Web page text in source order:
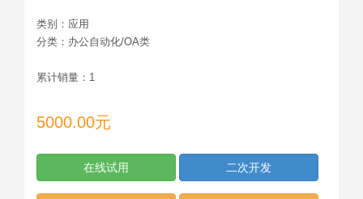
类别： 应用
分类： 办公自动化/OA类
累计销量： 1
5000.00元
在线试用 二次开发